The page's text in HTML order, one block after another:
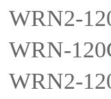
WRN2-
WRN-
WRN2-